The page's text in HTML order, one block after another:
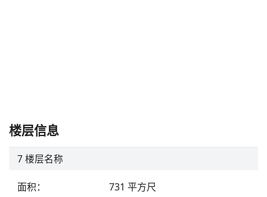
楼层信息
7楼层名称
面积： 731 平方尺